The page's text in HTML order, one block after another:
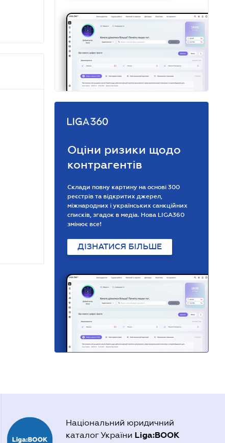
Оціни ризики щодо
контрагентів
Склади повну картину на основі 300
реєстрів та відкритих джерел,
міжнародних і українських санкційних
списків, згадок в медіа. Нова LIGA360
змінює все!
ДІЗНАТИСЯ БІЛЬШЕ
Національний юридичний
каталог України Liga:BOOK